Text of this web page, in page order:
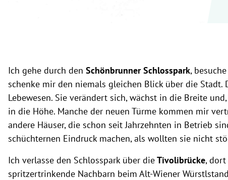
Untermenü
Ich gehe durch den Schönbrunner Schlosspark,
schenke mir den niemals gleichen Blick über die Stadt.
Lebewesen. Sie verändert sich, wächst in die Breite
in die Höhe. Manche der neuen Türme kommen mir
andere Häuser, die schon seit Jahrzehnten in Betrieb
schüchternen Eindruck machen, als wollten sie nicht
Ich verlasse den Schlosspark über dieTivolibrücke,
spritzertrinkende Nachbarn beim Alt-Wiener